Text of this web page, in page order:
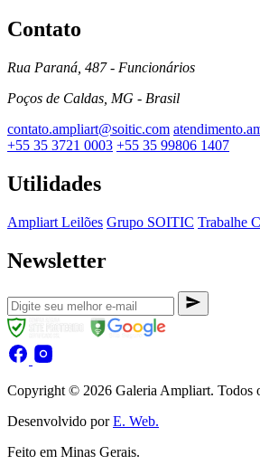
Contato
Rua Paraná, 487 - Funcionários
Poços de Caldas, MG - Brasil
contato.ampliart@soitic.com
+55 35 3721 0003 +55 35 99806 1407
Utilidades
Ampliart Leilões Grupo SOITIC Trabalhe
Newsletter
Copyright © 2026 Galeria Ampliart. Todos
Desenvolvido porE. Web.
Feito em Minas Gerais.